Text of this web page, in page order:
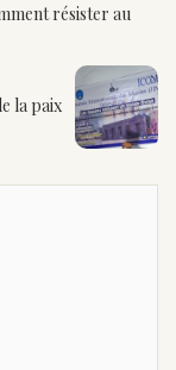
résister au
la paix